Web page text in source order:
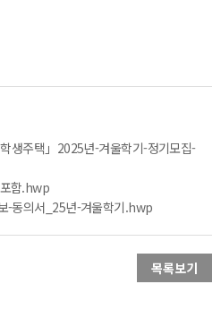
생주택」2025년-겨울학기-정기모집-
함.hwp
-동의서_25년-겨울학기.hwp
목록보기